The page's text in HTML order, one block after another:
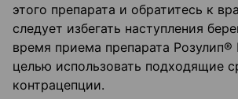
этого препарата и обратитесь к
следует избегать наступления
время приема препарата
целью использовать подходящие
контрацепции.